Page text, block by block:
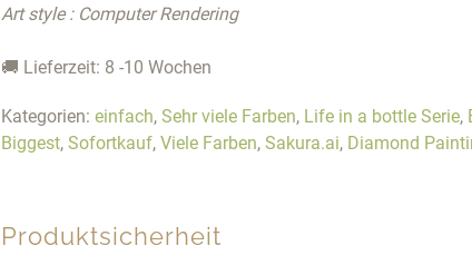
Art style : Computer Rendering
🚚 Lieferzeit: 8 -10 Wochen
Kategorien: einfach, Sehr viele Farben, Life in a bottle Serie,
Biggest, Sofortkauf, Viele Farben, Sakura.ai, Diamond
Produktsicherheit